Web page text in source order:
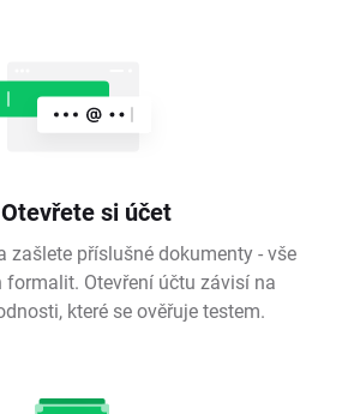
si účet
zašlete příslušné dokumenty - vše
formalit. Otevření účtu závisí na
které se ověřuje testem.